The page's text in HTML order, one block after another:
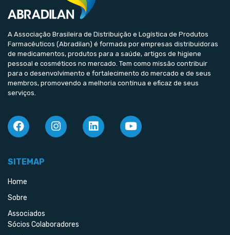
A Associação Brasileira de Distribuição e Logística de Produtos
Farmacêuticos (Abradilan) é formada por empresas distribuidoras
de medicamentos, produtos para a saúde, artigos de higiene
pessoal e cosméticos no mercado. Tem como missão contribuir
para o desenvolvimento e fortalecimento do mercado e de seus
membros, promovendo a melhoria contínua e eficaz de seus
serviços.
SITEMAP
Home
Sobre
Associados
Sócios Colaboradores